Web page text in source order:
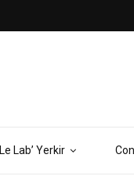
Le Lab’ Yerkir